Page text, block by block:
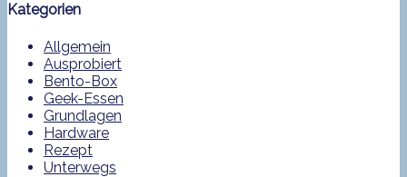
Kategorien
Allgemein
Ausprobiert
Bento-Box
Geek-Essen
Grundlagen
Hardware
Rezept
Unterwegs